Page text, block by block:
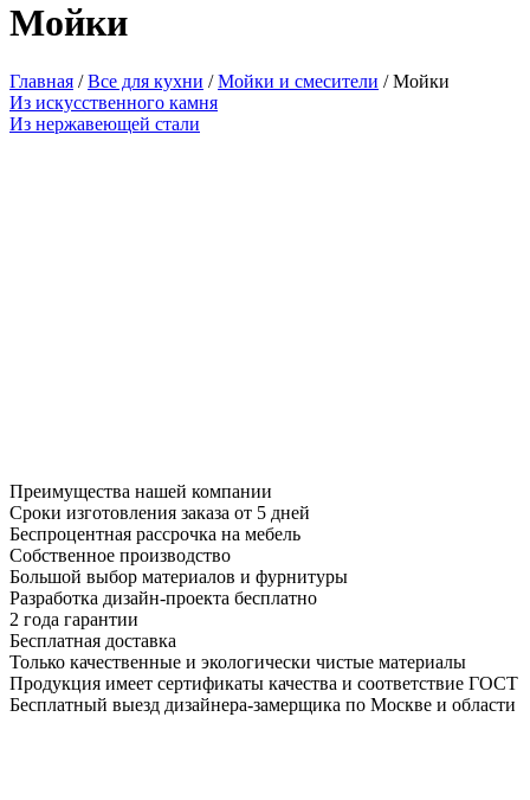
Мойки
Главная /Все для кухни /Мойки и смесители /Мойки
Из искусственного камня
Из нержавеющей стали
Преимущества нашей компании
Сроки изготовления заказа от 5 дней
Беспроцентная рассрочка на мебель
Собственное производство
Большой выбор материалов и фурнитуры
Разработка дизайн-проекта бесплатно
2 года гарантии
Бесплатная доставка
Только качественные и экологически чистые материалы
Продукция имеет сертификаты качества и соответствие ГОСТ
Бесплатный выезд дизайнера-замерщика по Москве и области